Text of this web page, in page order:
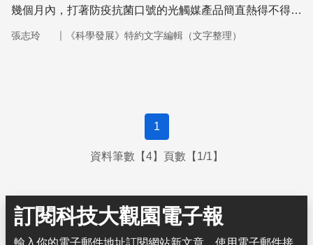
幾個月內，打著防疫抗菌口號的光觸媒產品簡直熱得不得
張志玲 ｜ 《科學發展》特約文字編輯（文字整理）
1
資料筆數【4】頁數【1/1】
訂閱科技大觀園電子報
輸入你的電子郵件地址訂閱網站新文章，使用電子郵件接